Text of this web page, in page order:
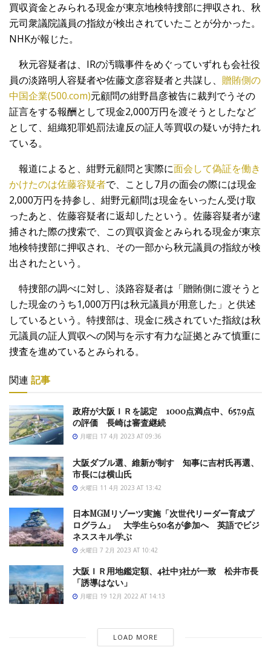
買収資金とみられる現金が東京地検特捜部に押収され、秋
元司衆議院議員の指紋が検出されていたことが分かった。
NHKが報じた。
秋元容疑者は、IRの汚職事件をめぐっていずれも会社役
員の淡路明人容疑者や佐藤文彦容疑者と共謀し、 贈賄側の
中国企業(500.com)元顧問の紺野昌彦被告に裁判でうその
証言をする報酬として現金2,000万円を渡そうとしたなど
として、組織犯罪処罰法違反の証人等買収の疑いが持たれ
ている。
報道によると、紺野元顧問と実際に面会して偽証を働き
かけたのは佐藤容疑者で、ことし7月の面会の際には現金
2,000万円を持参し、紺野元顧問は現金をいったん受け取
ったあと、佐藤容疑者に返却したという。佐藤容疑者が逮
捕された際の捜索で、この買収資金とみられる現金が東京
地検特捜部に押収され、その一部から秋元議員の指紋が検
出されたという。
特捜部の調べに対し、淡路容疑者は「贈賄側に渡そうと
した現金のうち1,000万円は秋元議員が用意した」と供述
しているという。特捜部は、現金に残されていた指紋は秋
元議員の証人買収への関与を示す有力な証拠とみて慎重に
捜査を進めているとみられる。
関連 記事
政府が大阪ＩＲを認定 1000点満点中、657.9点
の評価 長崎は審査継続
月曜日 17 4月 2023 AT 09:36
大阪ダブル選、維新が制す 知事に吉村氏再選、
市長には横山氏
火曜日 11 4月 2023 AT 13:42
日本MGMリゾーツ実施「次世代リーダー育成プ
ログラム」 大学生ら50名が参加へ 英語でビジ
ネススキル学ぶ
火曜日 7 2月 2023 AT 10:42
大阪ＩＲ用地鑑定額、4社中3社が一致 松井市長
「誘導はない」
月曜日 19 12月 2022 AT 14:13
LOAD MORE